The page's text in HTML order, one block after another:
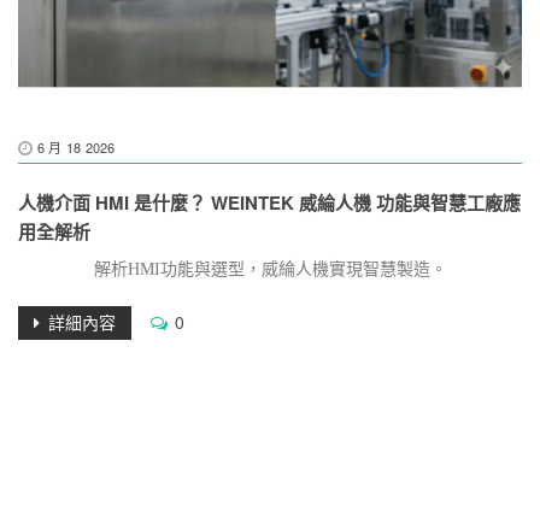
6 月 18 2026
人機介面 HMI 是什麼？ WEINTEK 威綸人機 功能與智慧工廠應
用全解析
解析HMI功能與選型，威綸人機實現智慧製造。
詳細內容 0